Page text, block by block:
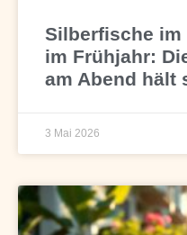
Silberfische im
im Frühjahr:
am Abend hält
3 Mai 2026